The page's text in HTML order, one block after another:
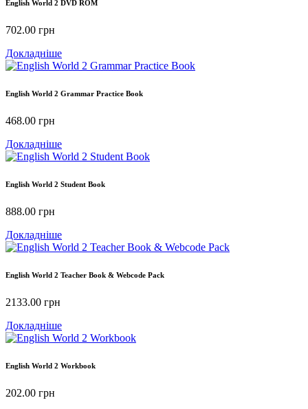
English World 2 DVD ROM
702.00 грн
Докладніше
English World 2 Grammar Practice Book
468.00 грн
Докладніше
English World 2 Student Book
888.00 грн
Докладніше
English World 2 Teacher Book & Webcode Pack
2133.00 грн
Докладніше
English World 2 Workbook
202.00 грн